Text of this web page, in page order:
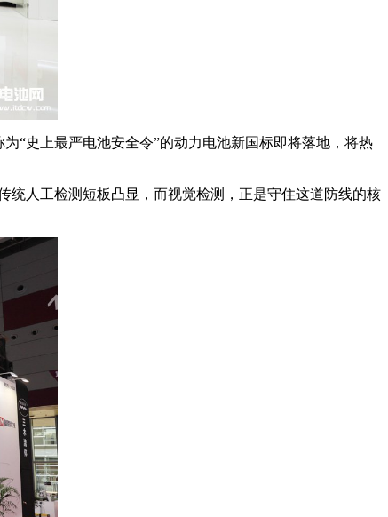
“史上最严电池安全令”的动力电池新国标即将落地，将热
统人工检测短板凸显，而视觉检测，正是守住这道防线的核